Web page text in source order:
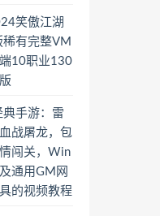
笑傲江湖
稀有完整VM
10职业130
典手游：雷
战屠龙，包
闯关，Win
通用GM网
的视频教程